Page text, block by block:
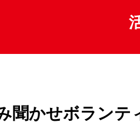
聞かせボラン